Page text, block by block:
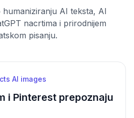
AI teksta, AI
nacrtima i prirodnijem
pisanju.
AI images
i Pinterest prepoznaju